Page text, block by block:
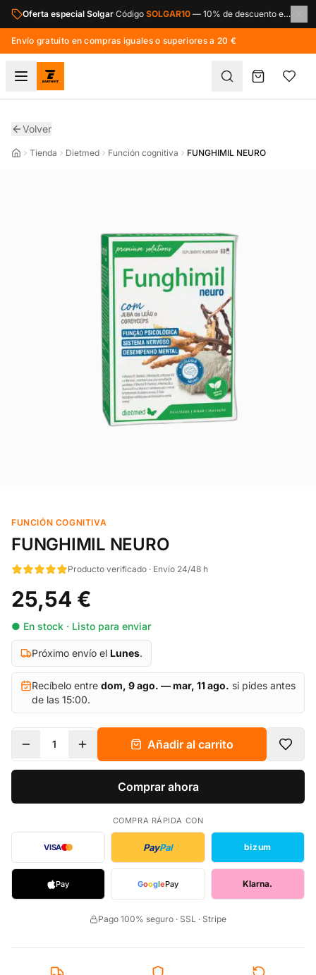
Saltar al contenido principal
Oferta especial Solgar Código SOLGAR10 — 10% de descuento en toda la marca Solgar.
Envío gratuito en compras iguales o superiores a 20 €
Volver
Tienda Dietmed Función cognitiva FUNGHIMIL NEURO
FUNCIÓN COGNITIVA
FUNGHIMIL NEURO
Producto verificado · Envío 24/48 h
25,54 €
● En stock · Listo para enviar
Próximo envío el Lunes.
Recíbelo entre dom, 9 ago. — mar, 11 ago. si pides antes
de las 15:00.
1 Añadir al carrito
Comprar ahora
COMPRA RÁPIDA CON
VISA PayPal bizum
Pay GooglePay Klarna.
Pago 100% seguro · SSL · Stripe